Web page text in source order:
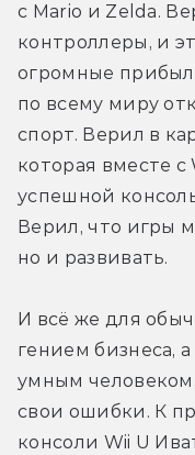
c Mario и Zelda.
контроллеры, и
огромные
по всему миру
спорт. Верил в
которая вместе c
успешной
Верил, что игры
но и развивать.
И всё же для
гением бизнеса,
умным
свои ошибки. К
консоли Wii U